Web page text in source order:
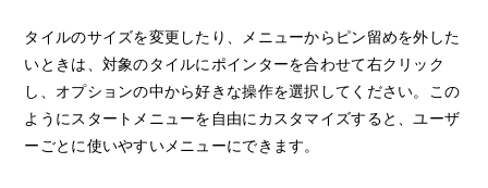
タイルのサイズを変更したり、メニューからピン留めを外した
いときは、対象のタイルにポインターを合わせて右クリック
し、オプションの中から好きな操作を選択してください。この
ようにスタートメニューを自由にカスタマイズすると、ユーザ
ーごとに使いやすいメニューにできます。